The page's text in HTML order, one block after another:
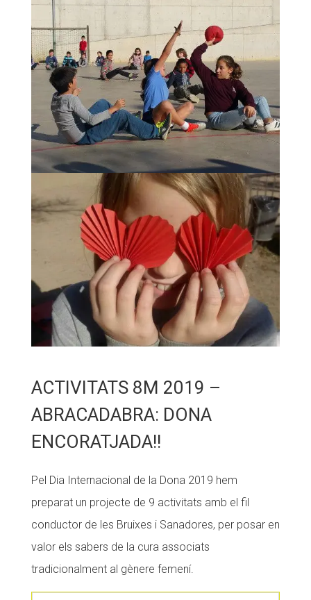
ACTIVITATS 8M 2019 –
ABRACADABRA: DONA
ENCORATJADA!!
Pel Dia Internacional de la Dona 2019 hem
preparat un projecte de 9 activitats amb el fil
conductor de les Bruixes i Sanadores, per posar en
valor els sabers de la cura associats
tradicionalment al gènere femení.